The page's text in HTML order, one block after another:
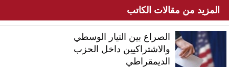
المزيد من مقالات الكاتب
الصراع بين التيار الوسطي
والاشتراكيين داخل الحزب
الديمقراطي